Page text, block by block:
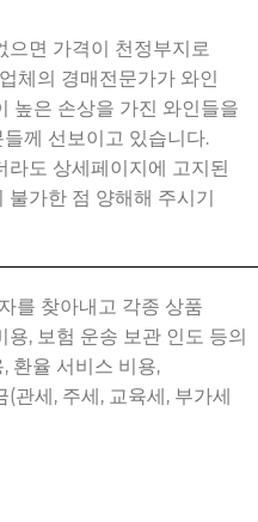
으면 가격이 천정부지로
체의 경매전문가가 와인
높은 손상을 가진 와인들을
께 선보이고 있습니다.
라도 상세페이지에 고지된
불가한 점 양해해 주시기